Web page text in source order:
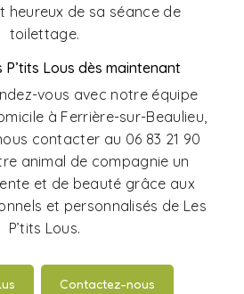
heureux de sa séance de
toilettage.
P’tits Lous dès maintenant
vous avec notre équipe
à Ferrière-sur-Beaulieu,
contacter au 06 83 21 90
animal de compagnie un
et de beauté grâce aux
et personnalisés de Les
P’tits Lous.
Contactez-nous